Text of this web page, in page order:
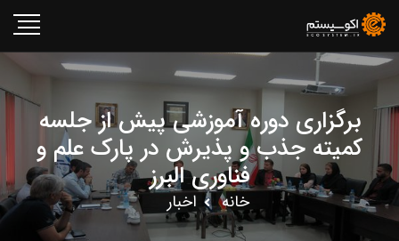
برگزاری دوره آموزشی پیش از جلسه
کمیته جذب و پذیرش در پارک علم و
فناوری البرز
خانه اخبار